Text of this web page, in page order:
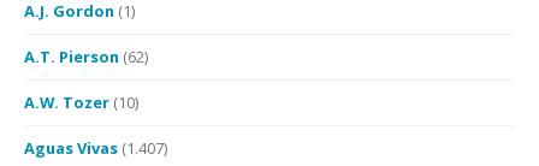
A.J. Gordon (1)
A.T. Pierson (62)
A.W. Tozer (10)
Aguas Vivas (1.407)